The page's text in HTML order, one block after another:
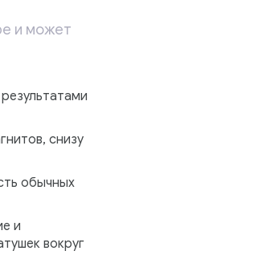
и может
снизу
обычных
и
вокруг